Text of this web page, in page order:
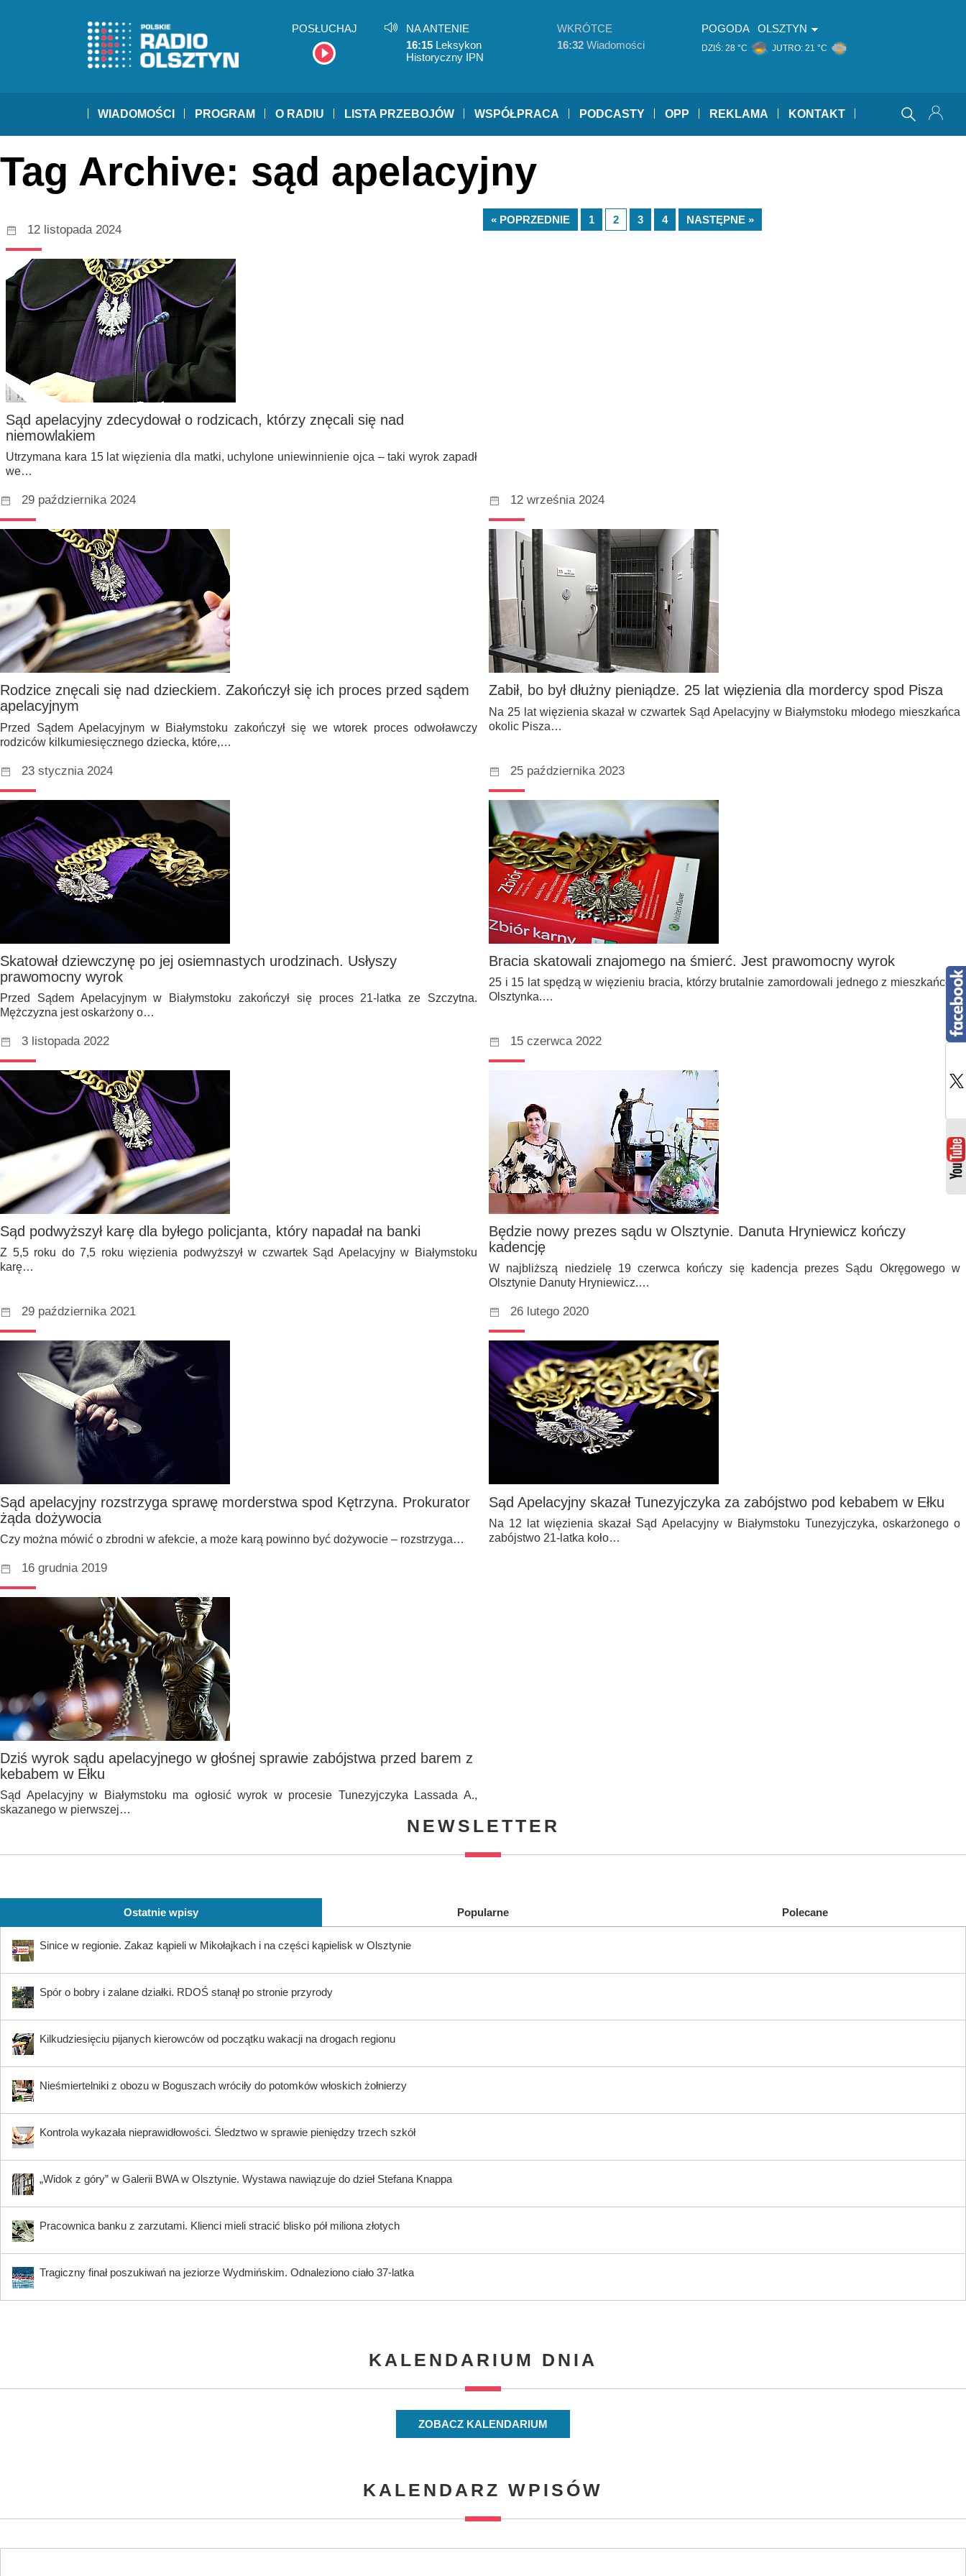
POSŁUCHAJ
NA ANTENIE
16:15 Leksykon
Historyczny IPN
WKRÓTCE
16:32 Wiadomości
POGODA OLSZTYN
DZIŚ: 28 °C JUTRO: 21 °C
WIADOMOŚCI PROGRAM O RADIU LISTA PRZEBOJÓW WSPÓŁPRACA PODCASTY OPP REKLAMA KONTAKT
Tag Archive: sąd apelacyjny
12 listopada 2024
Sąd apelacyjny zdecydował o rodzicach, którzy znęcali się nad
niemowlakiem
Utrzymana kara 15 lat więzienia dla matki, uchylone uniewinnienie ojca – taki wyrok zapadł
we…
29 października 2024
Rodzice znęcali się nad dzieckiem. Zakończył się ich proces przed sądem
apelacyjnym
Przed Sądem Apelacyjnym w Białymstoku zakończył się we wtorek proces odwoławczy
rodziców kilkumiesięcznego dziecka, które,…
12 września 2024
Zabił, bo był dłużny pieniądze. 25 lat więzienia dla mordercy spod Pisza
Na 25 lat więzienia skazał w czwartek Sąd Apelacyjny w Białymstoku młodego mieszkańca
okolic Pisza…
23 stycznia 2024
Skatował dziewczynę po jej osiemnastych urodzinach. Usłyszy
prawomocny wyrok
Przed Sądem Apelacyjnym w Białymstoku zakończył się proces 21-latka ze Szczytna.
Mężczyzna jest oskarżony o…
25 października 2023
Bracia skatowali znajomego na śmierć. Jest prawomocny wyrok
25 i 15 lat spędzą w więzieniu bracia, którzy brutalnie zamordowali jednego z mieszkańców
Olsztynka.…
3 listopada 2022
Sąd podwyższył karę dla byłego policjanta, który napadał na banki
Z 5,5 roku do 7,5 roku więzienia podwyższył w czwartek Sąd Apelacyjny w Białymstoku
karę…
15 czerwca 2022
Będzie nowy prezes sądu w Olsztynie. Danuta Hryniewicz kończy
kadencję
W najbliższą niedzielę 19 czerwca kończy się kadencja prezes Sądu Okręgowego w
Olsztynie Danuty Hryniewicz.…
29 października 2021
Sąd apelacyjny rozstrzyga sprawę morderstwa spod Kętrzyna. Prokurator
żąda dożywocia
Czy można mówić o zbrodni w afekcie, a może karą powinno być dożywocie – rozstrzyga…
26 lutego 2020
Sąd Apelacyjny skazał Tunezyjczyka za zabójstwo pod kebabem w Ełku
Na 12 lat więzienia skazał Sąd Apelacyjny w Białymstoku Tunezyjczyka, oskarżonego o
zabójstwo 21-latka koło…
16 grudnia 2019
Dziś wyrok sądu apelacyjnego w głośnej sprawie zabójstwa przed barem z
kebabem w Ełku
Sąd Apelacyjny w Białymstoku ma ogłosić wyrok w procesie Tunezyjczyka Lassada A.,
skazanego w pierwszej…
« POPRZEDNIE 1 2 3 4 NASTĘPNE »
NEWSLETTER
Ostatnie wpisy Popularne Polecane
Sinice w regionie. Zakaz kąpieli w Mikołajkach i na części kąpielisk w Olsztynie
Spór o bobry i zalane działki. RDOŚ stanął po stronie przyrody
Kilkudziesięciu pijanych kierowców od początku wakacji na drogach regionu
Nieśmiertelniki z obozu w Boguszach wróciły do potomków włoskich żołnierzy
Kontrola wykazała nieprawidłowości. Śledztwo w sprawie pieniędzy trzech szkół
„Widok z góry” w Galerii BWA w Olsztynie. Wystawa nawiązuje do dzieł Stefana Knappa
Pracownica banku z zarzutami. Klienci mieli stracić blisko pół miliona złotych
Tragiczny finał poszukiwań na jeziorze Wydmińskim. Odnaleziono ciało 37-latka
KALENDARIUM DNIA
ZOBACZ KALENDARIUM
KALENDARZ WPISÓW